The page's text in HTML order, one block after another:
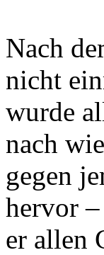
Nach
nicht
wurde
nach
gegen
hervor
er allen